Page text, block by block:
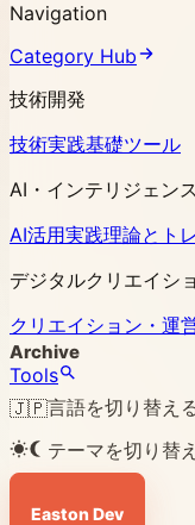
Navigation
Category Hub
技術開発
技術実践基礎ツール
AI・インテリジェンス
AI活用実践理論とト
デジタルクリエイシ
クリエイション・運
Archive
Tools
🇯🇵言語を切り替え
テーマを切り替
Easton Dev